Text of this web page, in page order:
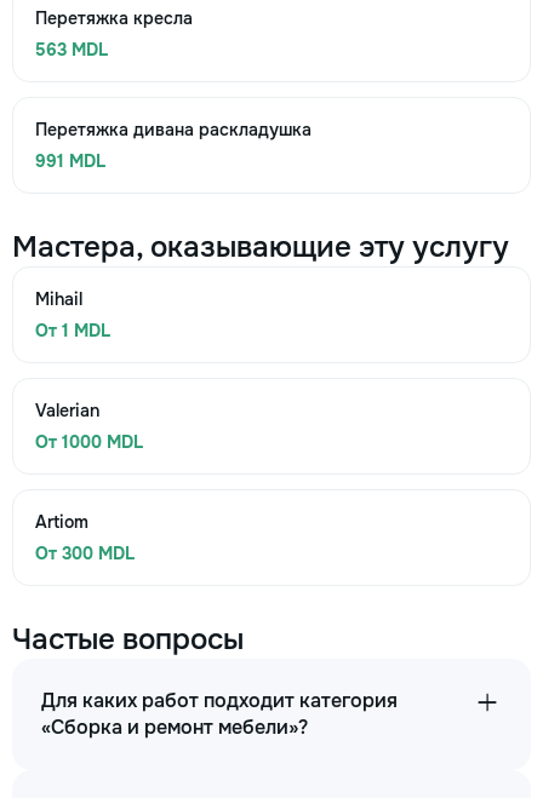
Перетяжка кресла
563 MDL
Перетяжка дивана раскладушка
991 MDL
Мастера, оказывающие эту услугу
Mihail
От 1 MDL
Valerian
От 1000 MDL
Artiom
От 300 MDL
Частые вопросы
Для каких работ подходит категория
«Сборка и ремонт мебели»?